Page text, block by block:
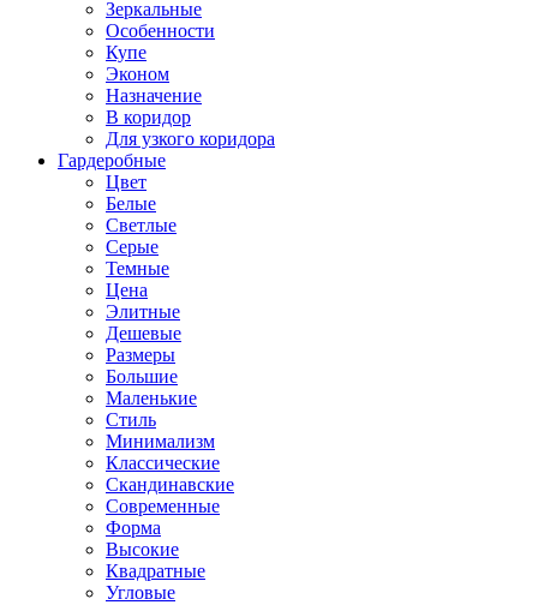
Зеркальные
Особенности
Купе
Эконом
Назначение
В коридор
Для узкого коридора
Гардеробные
Цвет
Белые
Светлые
Серые
Темные
Цена
Элитные
Дешевые
Размеры
Большие
Маленькие
Стиль
Минимализм
Классические
Скандинавские
Современные
Форма
Высокие
Квадратные
Угловые